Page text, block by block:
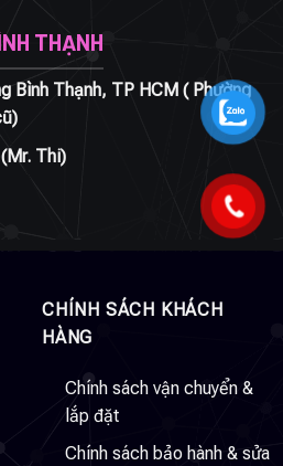
THẠNH
Bình Thạnh, TP HCM ( Phường
Thi)
CHÍNH SÁCH KHÁCH
HÀNG
Chính sách vận chuyển &
lắp đặt
Chính sách bảo hành & sửa